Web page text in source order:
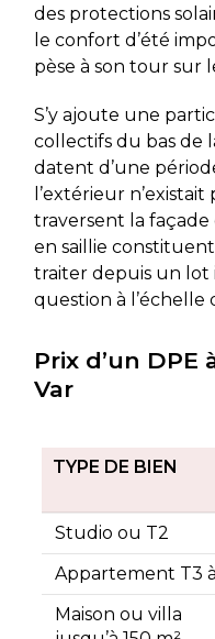
des protections
le confort d’été
pèse à son tour sur
S’y ajoute une
collectifs du bas de
datent d’une
l’extérieur
traversent la façade
en saillie constituent
traiter depuis un lot
question à l’échelle
Prix d’un
Var
TYPE DE BIEN
Studio ou T2
Appartement T3
Maison ou villa